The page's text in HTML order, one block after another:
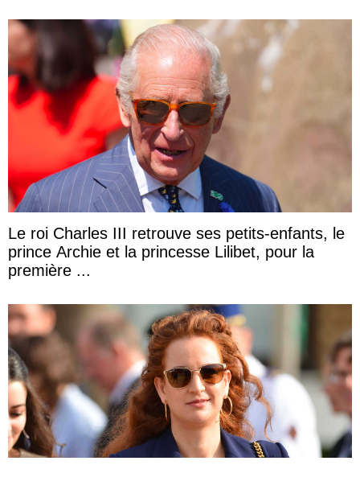
Le roi Charles III retrouve ses petits-enfants, le
prince Archie et la princesse Lilibet, pour la
première ...